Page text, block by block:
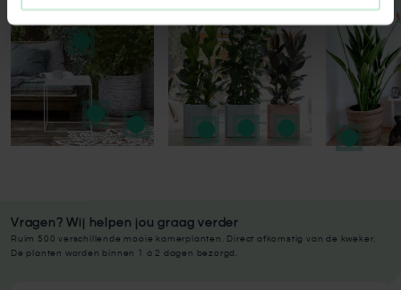
Vragen? Wij helpen jou graag verder
Ruim 500 verschillende mooie kamerplanten. Direct afkomstig van de kweker.
De planten worden binnen 1 à 2 dagen bezorgd.